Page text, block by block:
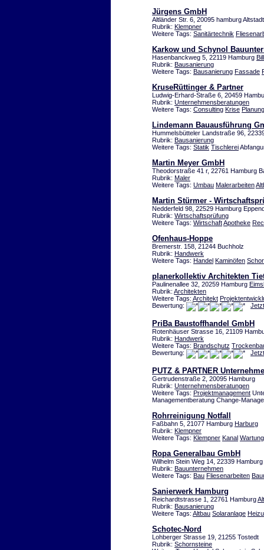
Jürgens GmbH
Altländer Str. 6, 20095 hamburg Altstadt
Rubrik: Klempner
Weitere Tags: Sanitärtechnik
Karkow und Schynol
Hasenbanckweg 5, 22119 Hamburg
Rubrik: Bausanierung
Weitere Tags: Bausanierung Fassade
KruseRüttinger & Partner
Ludwig-Erhard-Straße 6, 20459
Rubrik: Unternehmensberatungen
Weitere Tags: Consulting Krise Planung
Lindemann Bauausführung
Hummelsbütteler Landstraße 96,
Rubrik: Bausanierung
Weitere Tags: Statik Tischlerei
Martin Meyer GmbH
Theodorstraße 41 r, 22761 Hamburg
Rubrik: Maler
Weitere Tags: Umbau Malerarbeiten
Martin Stürmer -
Nedderfeld 98, 22529 Hamburg
Rubrik: Wirtschaftsprüfung
Weitere Tags: WirtschaftApotheke
Ofenhaus-Hoppe
Bremerstr. 158, 21244 Buchholz
Rubrik: Handwerk
Weitere Tags: Handel Kaminöfen
planerkollektiv Architekten
Paulinenallee 32, 20259 Hamburg
Rubrik: Architekten
Weitere Tags: Architekt
Bewertung:
PriBa Baustoffhandel GmbH
Rotenhäuser Strasse 16, 21109
Rubrik: Handwerk
Weitere Tags: Brandschutz
Bewertung:
PUTZ & PARTNER
Gertrudenstraße 2, 20095 Hamburg
Rubrik: Unternehmensberatungen
Weitere Tags: Projektmanagement
Managementberatung Change-
Rohrreinigung Notfall
Faßbahn 5, 21077 Hamburg Harburg
Rubrik: Klempner
Weitere Tags: Klempner Kanal Wartung
Ropa Generalbau GmbH
Wilhelm Stein Weg 14, 22339
Rubrik: Bauunternehmen
Weitere Tags: Bau Fliesenarbeiten
Sanierwerk Hamburg
Reichardtstrasse 1, 22761 Hamburg
Rubrik: Bausanierung
Weitere Tags: Altbau Solaranlage
Schotec-Nord
Lohberger Strasse 19, 21255 Tostedt
Rubrik: Schornsteine